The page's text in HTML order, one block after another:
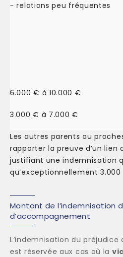
- relations peu fréquentes
6.000 € à 10.000 €
3.000 € à 7.000 €
Les autres parents ou
rapporter la preuve d’un
justifiant une indemnisation
qu’exceptionnellement 3.000
Montant de l’indemnisation
d’accompagnement
L’indemnisation du
est réservée aux cas où la